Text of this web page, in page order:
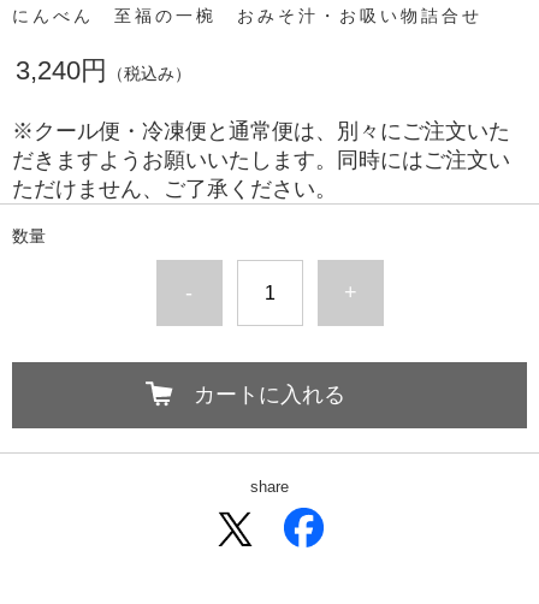
にんべん 至福の一椀 おみそ汁・お吸い物詰合せ
3,240円 （税込み）
※クール便・冷凍便と通常便は、別々にご注文いた
だきますようお願いいたします。同時にはご注文い
ただけません、ご了承ください。
数量
- +
カートに入れる
share